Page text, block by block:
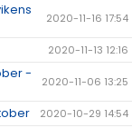
2020-11-16 17:54
2020-11-13 12:16
-
2020-11-06 13:25
2020-10-29 14:54